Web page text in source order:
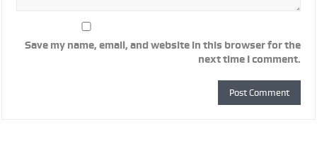
Save my name, email, and website in this browser for the
next time I comment.